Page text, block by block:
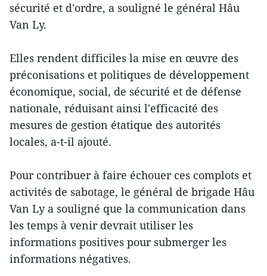
sécurité et d'ordre, a souligné le général Hâu
Van Ly.
Elles rendent difficiles la mise en œuvre des
préconisations et politiques de développement
économique, social, de sécurité et de défense
nationale, réduisant ainsi l'efficacité des
mesures de gestion étatique des autorités
locales, a-t-il ajouté.
Pour contribuer à faire échouer ces complots et
activités de sabotage, le général de brigade Hâu
Van Ly a souligné que la communication dans
les temps à venir devrait utiliser les
informations positives pour submerger les
informations négatives.